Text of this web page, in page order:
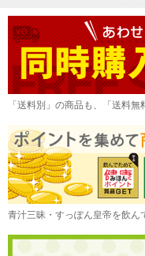
「送料別」の商品も、「送料
青汁三昧・すっぽん皇帝を飲ん